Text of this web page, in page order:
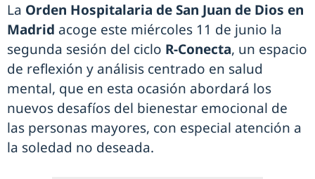
La Orden Hospitalaria de San Juan de Dios en
Madrid acoge este miércoles 11 de junio la
segunda sesión del ciclo R-Conecta, un espacio
de reflexión y análisis centrado en salud
mental, que en esta ocasión abordará los
nuevos desafíos del bienestar emocional de
las personas mayores, con especial atención a
la soledad no deseada.